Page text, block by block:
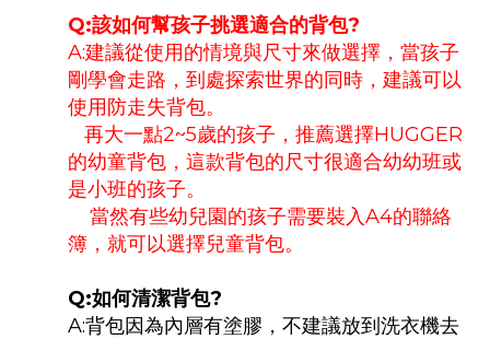
Q:該如何幫孩子挑選適合的背包?
A:建議從使用的情境與尺寸來做選擇，當孩子
剛學會走路，到處探索世界的同時，建議可以
使用防走失背包。
再大一點2~5歲的孩子，推薦選擇HUGGER
的幼童背包，這款背包的尺寸很適合幼幼班或
是小班的孩子。
當然有些幼兒園的孩子需要裝入A4的聯絡
簿，就可以選擇兒童背包。
Q:如何清潔背包?
A:背包因為內層有塗膠，不建議放到洗衣機去